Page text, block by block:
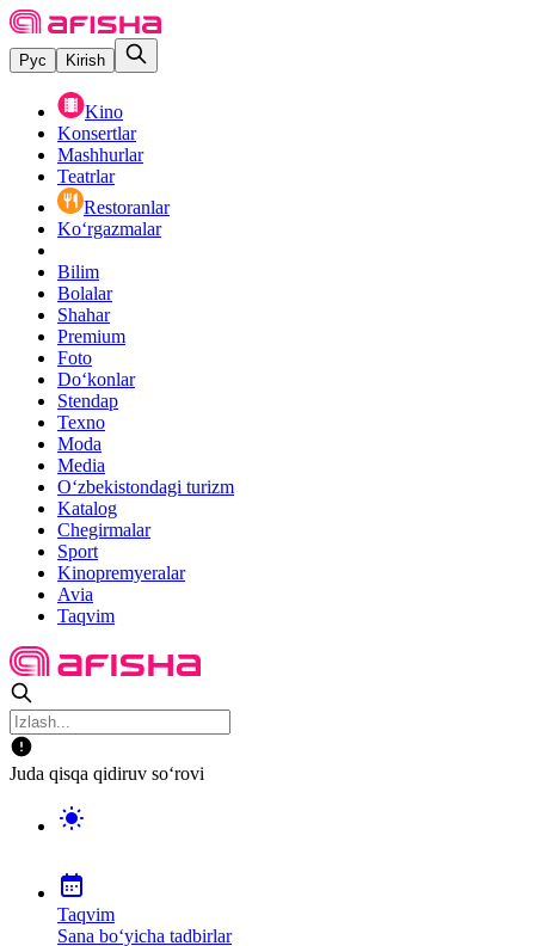
Рус Kirish
Kino
Konsertlar
Mashhurlar
Teatrlar
Restoranlar
Ko‘rgazmalar
Bilim
Bolalar
Shahar
Premium
Foto
Do‘konlar
Stendap
Texno
Moda
Media
O‘zbekistondagi turizm
Katalog
Chegirmalar
Sport
Kinopremyeralar
Avia
Taqvim
Juda qisqa qidiruv so‘rovi
Taqvim
Sana bo‘yicha tadbirlar